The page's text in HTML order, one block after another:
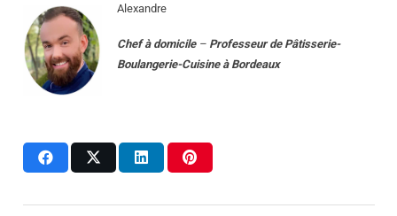
Alexandre
Chef à domicile– Professeur de Pâtisserie-
Boulangerie-Cuisine à Bordeaux